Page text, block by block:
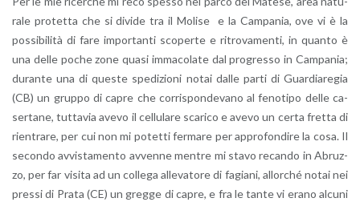
ra­le pro­tet­ta che si di­vi­de tra il Mo­li­se e la Cam­pa­nia, ove vi è la
pos­si­bi­li­tà di fare im­por­tan­ti sco­per­te e ri­tro­va­men­ti, in quan­to è
una delle poche zone quasi im­ma­co­la­te dal pro­gres­so in Cam­pa­nia;
du­ran­te una di que­ste spe­di­zio­ni notai dalle parti di Guar­dia­re­gia
(CB) un grup­po di capre che cor­ri­spon­de­va­no al fe­no­ti­po delle ca­
ser­ta­ne, tut­ta­via avevo il cel­lu­la­re sca­ri­co e avevo un certa fret­ta di
rien­tra­re, per cui non mi po­tet­ti fer­ma­re per ap­pro­fon­di­re la cosa. Il
se­con­do av­vi­sta­men­to av­ven­ne men­tre mi stavo re­can­do in Abruz­
zo, per far vi­si­ta ad un col­le­ga al­le­va­to­re di fa­gia­ni, al­lor­ché notai nei
pres­si di Prata (CE) un greg­ge di capre, e fra le tante vi erano al­cu­ni